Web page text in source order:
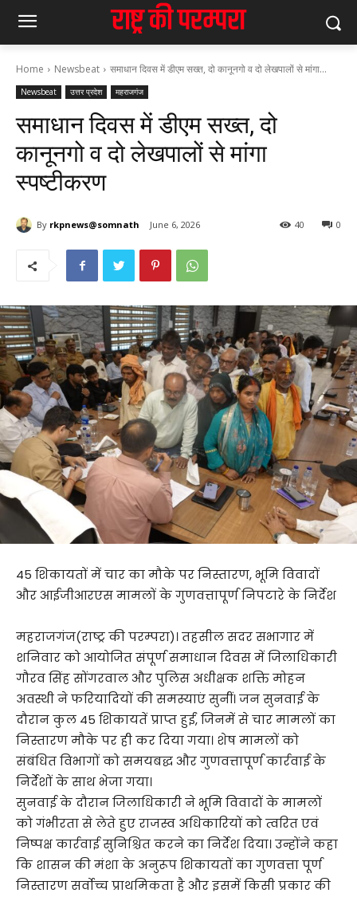
Home Newsbeat समाधान दिवस में डीएम सख्त, दो कानूनगो व दो लेखपालों से मांगा...
Newsbeat उत्तर प्रदेश महराजगंज
समाधान दिवस में डीएम सख्त, दो
कानूनगो व दो लेखपालों से मांगा
स्पष्टीकरण
By rkpnews@somnath June 6, 2026 0
40
45 शिकायतों में चार का मौके पर निस्तारण, भूमि विवादों
और आईजीआरएस मामलों के गुणवत्तापूर्ण निपटारे के निर्देश
महराजगंज(राष्ट्र की परम्परा)। तहसील सदर सभागार में
शनिवार को आयोजित संपूर्ण समाधान दिवस में जिलाधिकारी
गौरव सिंह सोंगरवाल और पुलिस अधीक्षक शक्ति मोहन
अवस्थी ने फरियादियों की समस्याएं सुनीं। जन सुनवाई के
दौरान कुल 45 शिकायतें प्राप्त हुईं, जिनमें से चार मामलों का
निस्तारण मौके पर ही कर दिया गया। शेष मामलों को
संबंधित विभागों को समयबद्ध और गुणवत्तापूर्ण कार्रवाई के
निर्देशों के साथ भेजा गया।
सुनवाई के दौरान जिलाधिकारी ने भूमि विवादों के मामलों
को गंभीरता से लेते हुए राजस्व अधिकारियों को त्वरित एवं
निष्पक्ष कार्रवाई सुनिश्चित करने का निर्देश दिया। उन्होंने कहा
कि शासन की मंशा के अनुरूप शिकायतों का गुणवत्ता पूर्ण
निस्तारण सर्वोच्च प्राथमिकता है और इसमें किसी प्रकार की